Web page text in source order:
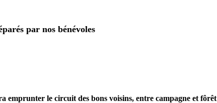
par nos bénévoles
emprunter le circuit des bons voisins, entre campagne et fôrêt